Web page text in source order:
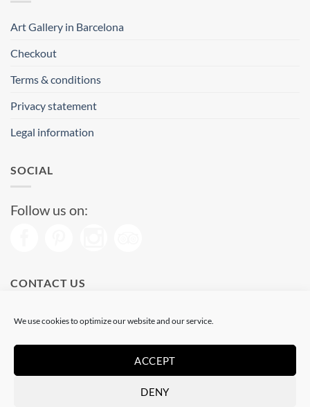
We use cookies to optimize our website and our service.
ACCEPT
DENY
Art Gallery in Barcelona
Checkout
Terms & conditions
Privacy statement
Legal information
SOCIAL
Follow us on:
CONTACT US
Phone: (+34) 93 513 04 65